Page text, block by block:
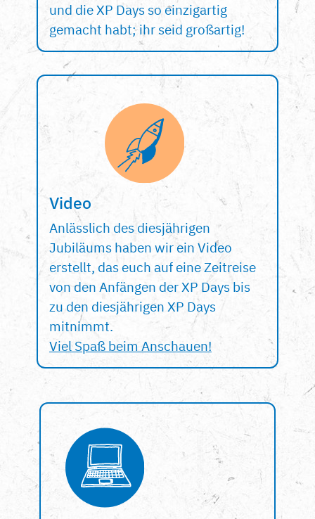
und die XP Days so einzigartig
gemacht habt; ihr seid großartig!
Video
Anlässlich des diesjährigen
Jubiläums haben wir ein Video
erstellt, das euch auf eine Zeitreise
von den Anfängen der XP Days bis
zu den diesjährigen XP Days
mitnimmt.
Viel Spaß beim Anschauen!